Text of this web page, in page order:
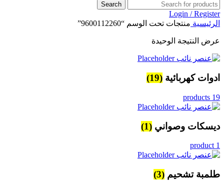
Search
Login / Register
الرئيسية منتجات تحت الوسم “9600112260”
عرض النتيجة الوحيدة
ادوات كهربائية (19)
19 products
ديسكات وصواني (1)
1 product
طلمبة تشحيم (3)